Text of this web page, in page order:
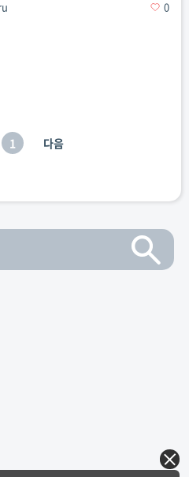
0
1 다음